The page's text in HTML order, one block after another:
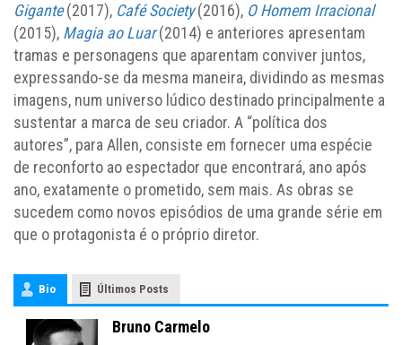
Gigante(2017), Café Society(2016), O Homem Irracional
(2015), Magia ao Luar(2014) e anteriores apresentam
tramas e personagens que aparentam conviver juntos,
expressando-se da mesma maneira, dividindo as mesmas
imagens, num universo lúdico destinado principalmente a
sustentar a marca de seu criador. A “política dos
autores”, para Allen, consiste em fornecer uma espécie
de reconforto ao espectador que encontrará, ano após
ano, exatamente o prometido, sem mais. As obras se
sucedem como novos episódios de uma grande série em
que o protagonista é o próprio diretor.
Bio Últimos Posts
Bruno Carmelo